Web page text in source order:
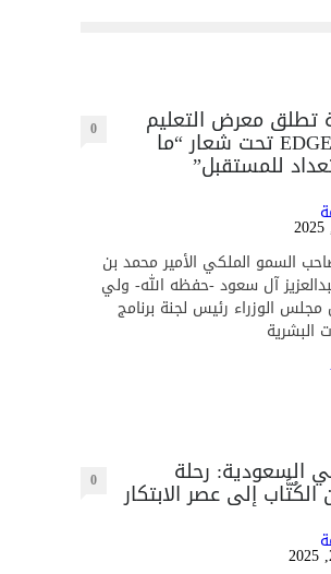
تطلق معرض التعليم
الدولي EDGEx تحت شعار “ما
للمستقبل”
0
السمو الملكي الأمير محمد بن
آل سعود -حفظه الله- ولي
الوزراء رئيس لجنة برنامج
البشرية
السعودية: رحلة
إلى عصر الابتكار 0